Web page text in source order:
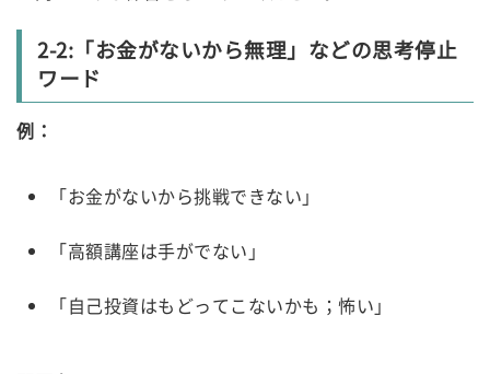
2-2:「お金がないから無理」などの思考停止
ワード
例：
「お金がないから挑戦できない」
「高額講座は手がでない」
「自己投資はもどってこないかも；怖い」